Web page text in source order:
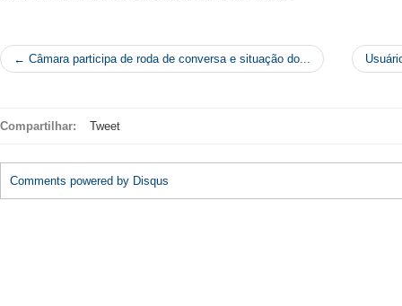
← Câmara participa de roda de conversa e situação do...
Compartilhar: Tweet
Comments powered by Disqus